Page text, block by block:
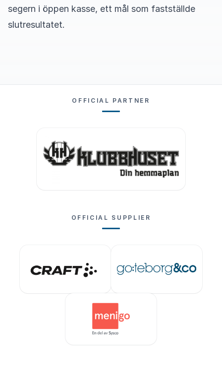
segern i öppen kasse, ett mål som fastställde
slutresultatet.
OFFICIAL PARTNER
OFFICIAL SUPPLIER